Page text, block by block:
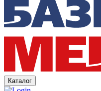
Каталог